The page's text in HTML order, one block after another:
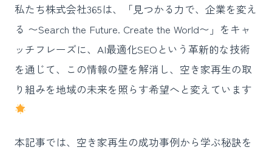
私たち株式会社365は、「見つかる力で、企業を変え
る 〜Search the Future. Create the World〜」をキャ
ッチフレーズに、AI最適化SEOという革新的な技術
を通じて、この情報の壁を解消し、空き家再生の取
り組みを地域の未来を照らす希望へと変えています
本記事では、空き家再生の成功事例から学ぶ秘訣を